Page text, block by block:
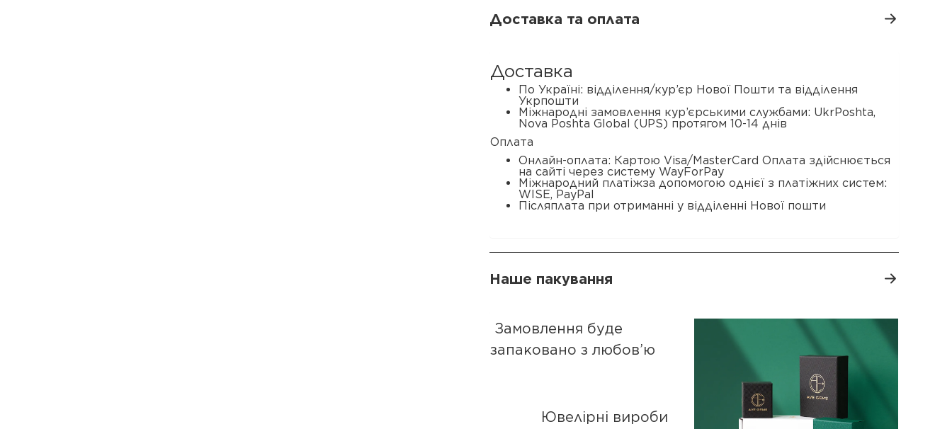
Доставка та оплата
Доставка
По Україні: відділення/кур’єр Нової Пошти та відділення
Укрпошти
Міжнародні замовлення кур’єрськими службами: UkrPoshta,
Nova Poshta Global (UPS) протягом 10-14 днів
Оплата
Онлайн-оплата: Картою Visa/MasterCard Оплата здійснюється
на сайті через систему WayForPay
Міжнародний платіжза допомогою однієї з платіжних систем:
WISE, PayPal
Післяплата при отриманні у відділенні Нової пошти
Наше пакування
Замовлення буде
запаковано з любов’ю
Ювелірні вироби